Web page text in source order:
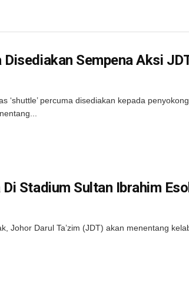
Sempena Aksi
‘shuttle’ percuma disediakan kepada
Stadium Sultan Ibrahim
Johor Darul Ta’zim (JDT) akan menentang